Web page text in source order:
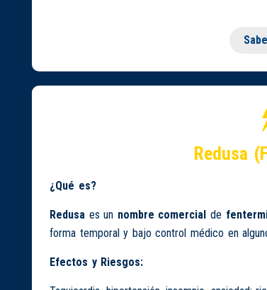
Redusa
¿Qué es?
Redusa es un nombre comercial de
forma temporal y bajo control médico en
Efectos y Riesgos: